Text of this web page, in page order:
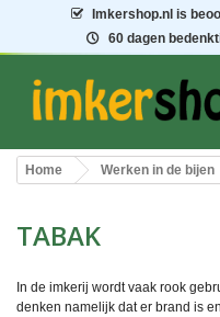
Imkershop.nl is
60 dagen
Home Werken in de bijen
TABAK
In de imkerij wordt vaak rook
denken namelijk dat er brand is